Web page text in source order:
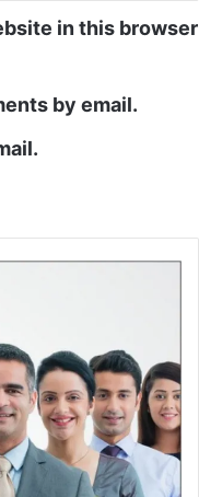
in this browser
by email.